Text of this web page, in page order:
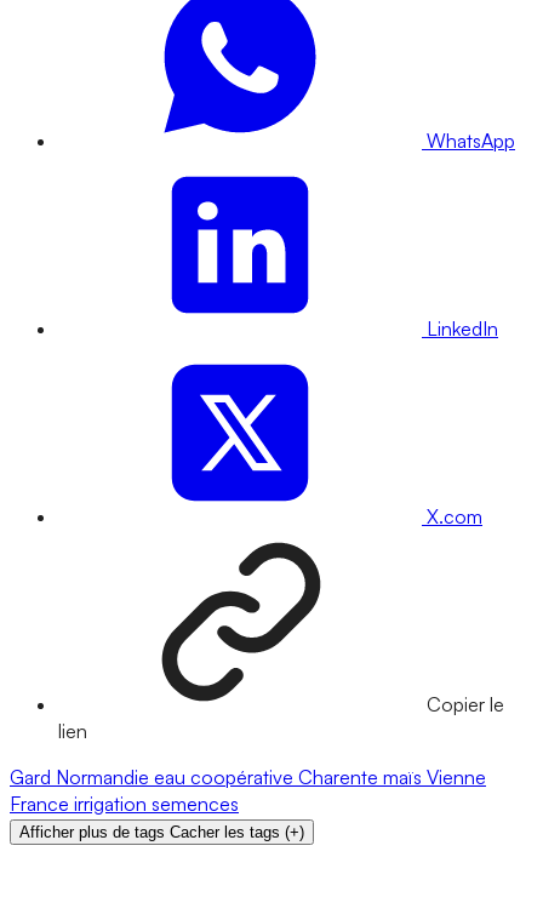
WhatsApp
LinkedIn
X.com
Copier le
lien
Gard Normandie eau coopérative Charente maïs Vienne
France irrigation semences
Afficher plus de tags Cacher les tags (+)